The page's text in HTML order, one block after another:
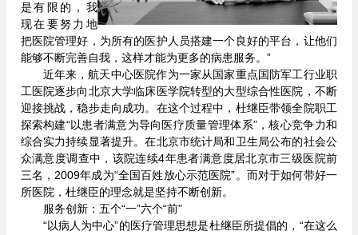
是有限的，我
现在要努力地
把医院管理好，为所有的医护人员搭建一个良好的平台，让他们
能够不断完善自我，这样才能为更多的病患服务。”
近年来，航天中心医院作为一家从国家重点国防军工行业职
工医院逐步向北京大学临床医学院转型的大型综合性医院，不断
迎接挑战，稳步走向成功。在这个过程中，杜继臣带领全院职工
探索构建“以患者满意为导向医疗质量管理体系”，核心竞争力和
综合实力持续显著提升。在北京市统计局和卫生局公布的社会公
众满意度调查中，该院连续4年患者满意度居北京市三级医院前
三名，2009年成为“全国百姓放心示范医院”。而对于如何带好一
所医院，杜继臣的理念就是坚持不断创新。
服务创新：五个“一”六个“前”
“以病人为中心”的医疗管理思想是杜继臣所提倡的，“在这么